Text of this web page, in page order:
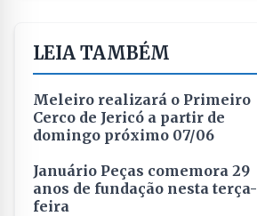
LEIA TAMBÉM
Meleiro realizará o Primeiro
Cerco de Jericó a partir de
domingo próximo 07/06
Januário Peças comemora 29
anos de fundação nesta terça-
feira